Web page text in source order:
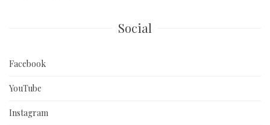
Social
Facebook
YouTube
Instagram